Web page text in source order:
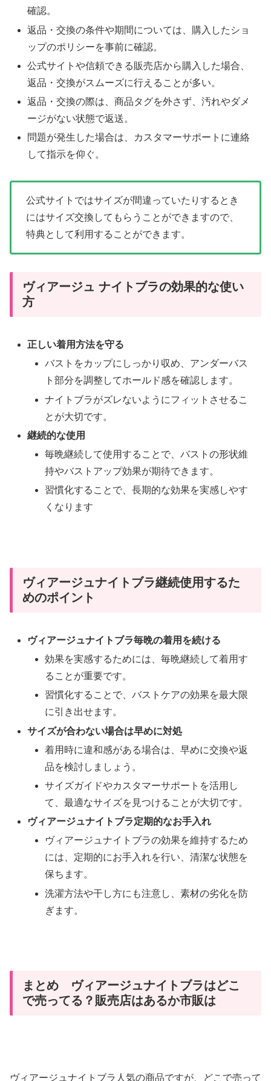
確認。
返品・交換の条件や期間については、購入したショ
ップのポリシーを事前に確認。
公式サイトや信頼できる販売店から購入した場合、
返品・交換がスムーズに行えることが多い。
返品・交換の際は、商品タグを外さず、汚れやダメ
ージがない状態で返送。
問題が発生した場合は、カスタマーサポートに連絡
して指示を仰ぐ。
公式サイトではサイズが間違っていたりするとき
にはサイズ交換してもらうことができますので、
特典として利用することができます。
ヴィアージュ ナイトブラの効果的な使い
方
正しい着用方法を守る
バストをカップにしっかり収め、アンダーバス
ト部分を調整してホールド感を確認します。
ナイトブラがズレないようにフィットさせるこ
とが大切です。
継続的な使用
毎晩継続して使用することで、バストの形状維
持やバストアップ効果が期待できます。
習慣化することで、長期的な効果を実感しやす
くなります
ヴィアージュナイトブラ継続使用するた
めのポイント
ヴィアージュナイトブラ毎晩の着用を続ける
効果を実感するためには、毎晩継続して着用す
ることが重要です。
習慣化することで、バストケアの効果を最大限
に引き出せます。
サイズが合わない場合は早めに対処
着用時に違和感がある場合は、早めに交換や返
品を検討しましょう。
サイズガイドやカスタマーサポートを活用し
て、最適なサイズを見つけることが大切です。
ヴィアージュナイトブラ定期的なお手入れ
ヴィアージュナイトブラの効果を維持するため
には、定期的にお手入れを行い、清潔な状態を
保ちます。
洗濯方法や干し方にも注意し、素材の劣化を防
ぎます。
まとめ ヴィアージュナイトブラはどこ
で売ってる？販売店はあるか市販は
ヴィアージュナイトブラ人気の商品ですが、どこで売って